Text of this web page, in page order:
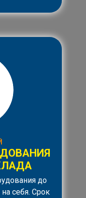
до
себя. Срок